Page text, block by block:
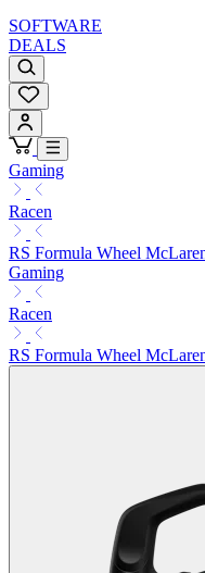
SOFTWARE
DEALS
Gaming
Racen
RS Formula Wheel
Gaming
Racen
RS Formula Wheel